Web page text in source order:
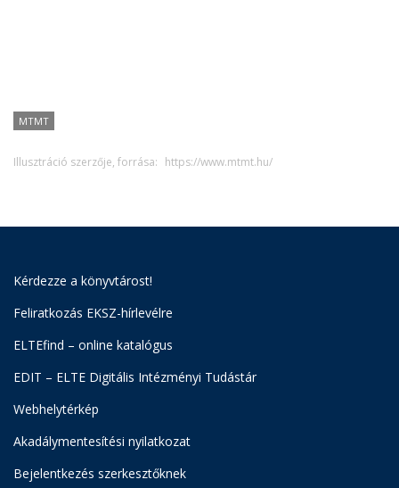
MTMT
Illusztráció szerzője, forrása: https://www.mtmt.hu/
Kérdezze a könyvtárost!
Feliratkozás EKSZ-hírlevélre
ELTEfind – online katalógus
EDIT – ELTE Digitális Intézményi Tudástár
Webhelytérkép
Akadálymentesítési nyilatkozat
Bejelentkezés szerkesztőknek